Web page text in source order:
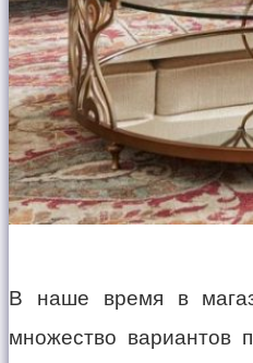
В наше время в
множество вариантов